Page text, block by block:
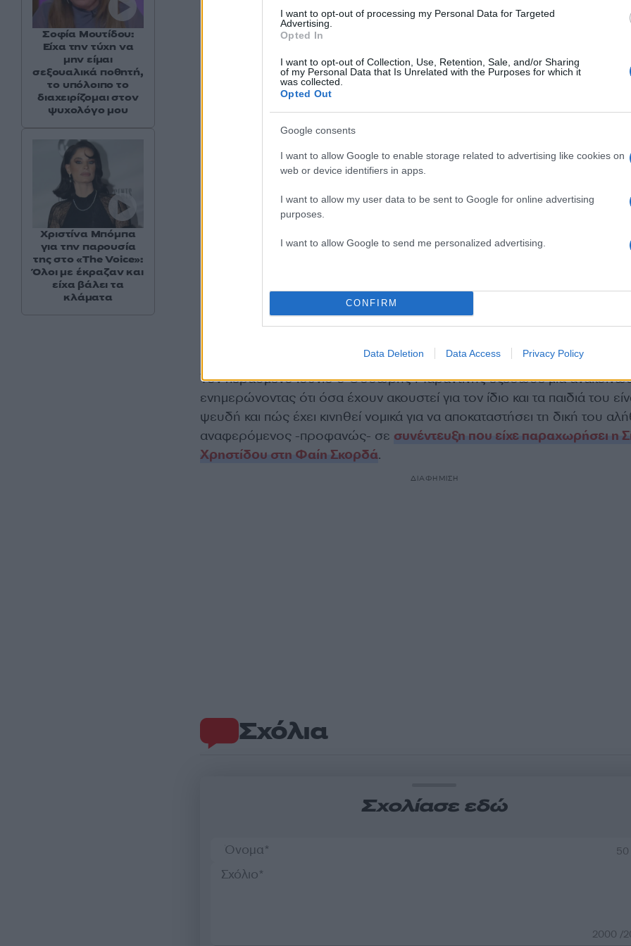
I want to opt-out of processing my Personal Data for Targeted
Advertising.
Opted In
I want to opt-out of Collection, Use, Retention, Sale, and/or Sharing
of my Personal Data that Is Unrelated with the Purposes for which it
was collected.
Opted Out
Google consents
I want to allow Google to enable storage related to advertising like cookies on
web or device identifiers in apps.
I want to allow my user data to be sent to Google for online advertising
purposes.
I want to allow Google to send me personalized advertising.
CONFIRM
Data Deletion Data Access Privacy Policy
Δείτε αυτή τη δημοσίευση στο Instagram.
Η δημοσίευση κοινοποιήθηκε από το χρήστη Anestis Evangelopoulos
(@anestisevangelopoulos)
Τον περασμένο Ιούνιο ο Θοδωρής Μαραντίνης εξέδωσε μία
ενημερώνοντας ότι όσα έχουν ακουστεί για τον ίδιο και τα παιδιά του
ψευδή και πώς έχει κινηθεί νομικά για να αποκαταστήσει τη δική του
αναφερόμενος -προφανώς- σε συνέντευξη που είχε παραχωρήσει η
Χρηστίδου στη Φαίη Σκορδά.
ΔΙΑΦΗΜΙΣΗ
Σχόλια
Σχολίασε εδώ
2000 /
Σοφία Μουτίδου:
Είχα την τύχη να
μην είμαι
σεξουαλικά ποθητή,
το υπόλοιπο το
διαχειρίζομαι στον
ψυχολόγο μου
Χριστίνα Μπόμπα
για την παρουσία
της στο «The Voice»:
Όλοι με έκραζαν και
είχα βάλει τα
κλάματα